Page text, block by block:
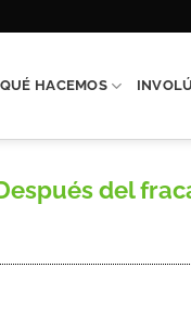
QUÉ HACEMOS
del